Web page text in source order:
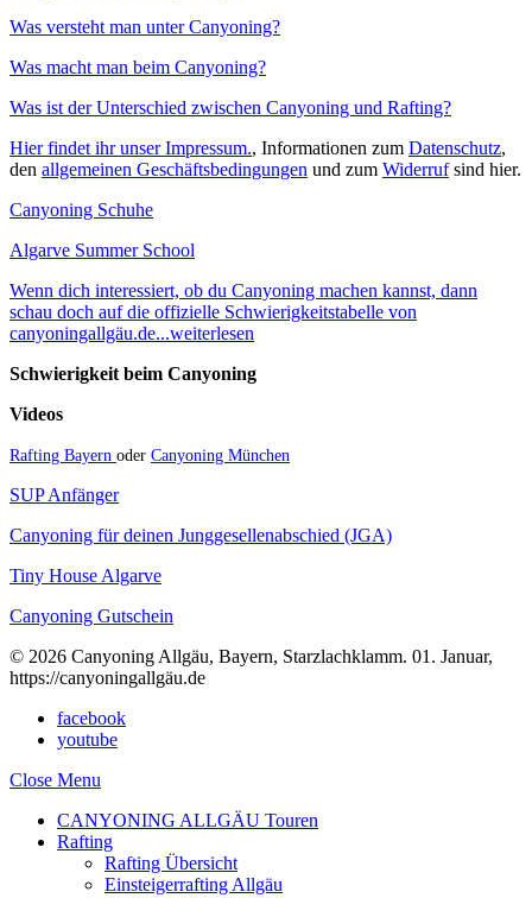
Was versteht man unter Canyoning?
Was macht man beim Canyoning?
Was ist der Unterschied zwischen Canyoning und Rafting?
Hier findet ihr unser Impressum., Informationen zum Datenschutz,
den allgemeinen Geschäftsbedingungen und zum Widerrufsind hier.
Canyoning Schuhe
Algarve Summer School
Wenn dich interessiert, ob du Canyoning machen kannst, dann
schau doch auf die offizielle Schwierigkeitstabelle von
canyoningallgäu.de...weiterlesen
Schwierigkeit beim Canyoning
Videos
Rafting Bayern oder Canyoning München
SUP Anfänger
Canyoning für deinen Junggesellenabschied (JGA)
Tiny House Algarve
Canyoning Gutschein
© 2026 Canyoning Allgäu, Bayern, Starzlachklamm. 01. Januar,
https://canyoningallgäu.de
facebook
youtube
Close Menu
CANYONING ALLGÄU Touren
Rafting
Rafting Übersicht
Einsteigerrafting Allgäu